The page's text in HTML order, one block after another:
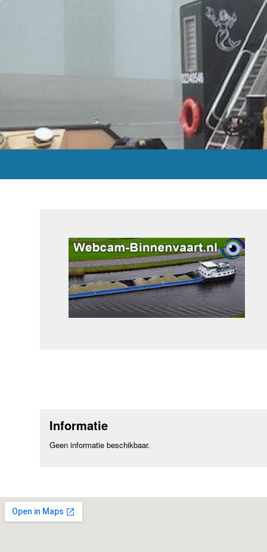
Informatie
Geen informatie beschikbaar.